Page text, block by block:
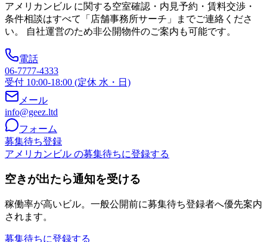
アメリカンビル に関する空室確認・内見予約・賃料交渉・
条件相談はすべて「店舗事務所サーチ」までご連絡くださ
い。 自社運営のため非公開物件のご案内も可能です。
電話
06-7777-4333
受付 10:00-18:00 (定休 水・日)
メール
info@geez.ltd
フォーム
募集待ち登録
アメリカンビル の募集待ちに登録する
空きが出たら通知を受ける
稼働率が高いビル。一般公開前に募集待ち登録者へ優先案内
されます。
募集待ちに登録する